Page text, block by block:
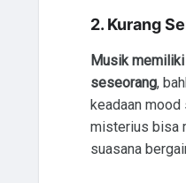
2. Kurang
Musik
seseorang,
keadaan mood
misterius bisa
suasana